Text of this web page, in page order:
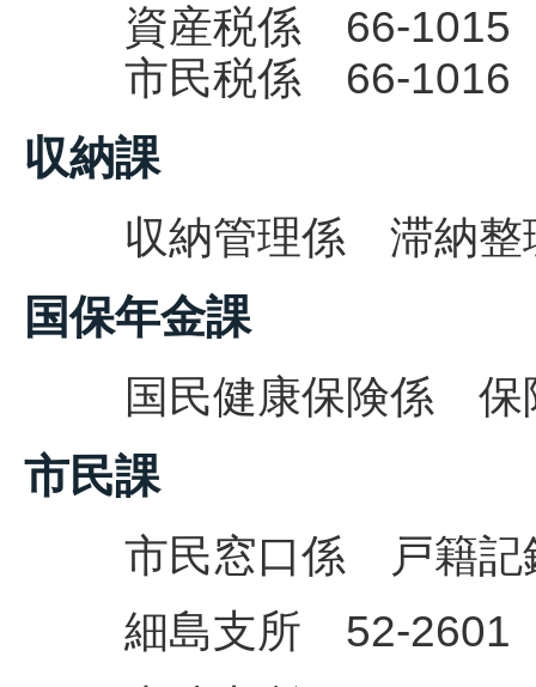
資産税係 66-1015
市民税係 66-1016
収納課
収納管理係 滞納整
国保年金課
国民健康保険係 保
市民課
市民窓口係 戸籍記
細島支所 52-2601